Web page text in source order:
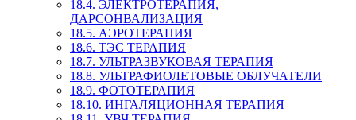
18.4. ЭЛЕКТРОТЕРАПИЯ,
ДАРСОНВАЛИЗАЦИЯ
18.5. АЭРОТЕРАПИЯ
18.6. ТЭС ТЕРАПИЯ
18.7. УЛЬТРАЗВУКОВАЯ ТЕРАПИЯ
18.8. УЛЬТРАФИОЛЕТОВЫЕ ОБЛУЧАТЕЛИ
18.9. ФОТОТЕРАПИЯ
18.10. ИНГАЛЯЦИОННАЯ ТЕРАПИЯ